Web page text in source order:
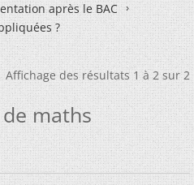
après le BAC
?
Affichage des résultats 1 à 2 sur 2
maths